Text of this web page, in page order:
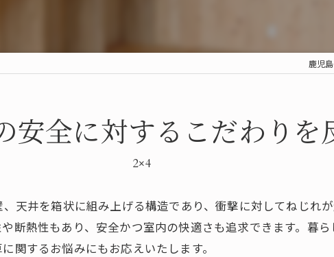
鹿児
安全に対するこだわりを
2×4
天井を箱状に組み上げる構造であり、衝撃に対してねじれ
断熱性もあり、安全かつ室内の快適さも追求できます。暮
関するお悩みにもお応えいたします。